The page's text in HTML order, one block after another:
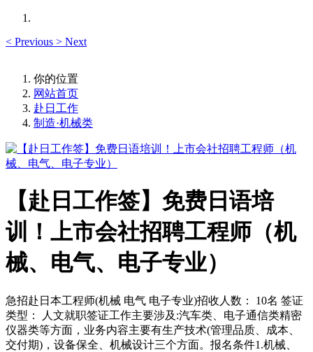
< Previous > Next
你的位置
网站首页
赴日工作
制造·机械类
【赴日工作签】免费日语培
训！上市会社招聘工程师（机
械、电气、电子专业）
急招赴日本工程师(机械 电气 电子专业)招收人数： 10名 签证
类型： 人文就职签证工作主要涉及:汽车类、电子通信类精密
仪器类等方面，业务内容主要有生产技术(管理品质、成本、
交付期)，设备保全、机械设计三个方面。报名条件1.机械、